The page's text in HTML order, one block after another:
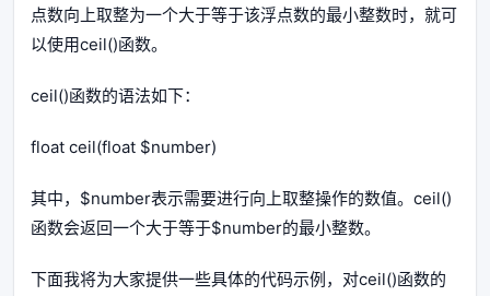
点数向上取整为一个大于等于该浮点数的最小整数时，就可
以使用ceil()函数。
ceil()函数的语法如下：
float ceil(float $number)
其中，$number表示需要进行向上取整操作的数值。ceil()
函数会返回一个大于等于$number的最小整数。
下面我将为大家提供一些具体的代码示例，对ceil()函数的